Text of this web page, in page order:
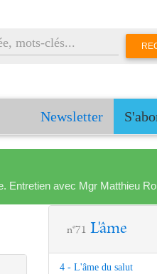
Newsletter
Entretien avec Mgr Matthieu
n°71 L'âme
4 - L'âme du salut